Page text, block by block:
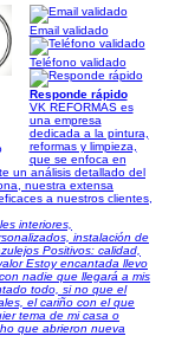
Email validado
Teléfono validado
Responde rápido
VK REFORMAS es
una empresa
dedicada a la pintura,
reformas y limpieza,
que se enfoca en
un análisis detallado del
nuestra extensa
a nuestros clientes,
interiores,
instalación de
Positivos: calidad,
Estoy encantada llevo
nadie que llegará a mis
todo, si no que el
el cariño con el que
tema de mi casa o
que abrieron nueva